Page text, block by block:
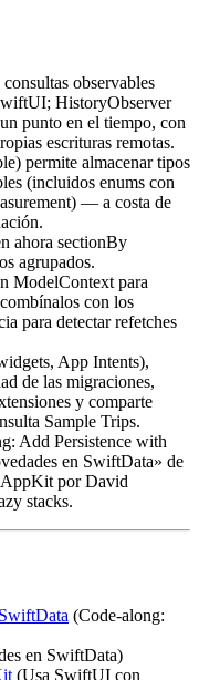
observables
HistoryObserver
punto en el tiempo, con
escrituras remotas.
permite almacenar tipos
(incluidos enums con
) — a costa de
ahora sectionBy
agrupados.
ModelContext para
con los
para detectar refetches
App Intents),
de las migraciones,
y comparte
Sample Trips.
Add Persistence with
en SwiftData» de
por David
stacks.
(Code-along:
en SwiftData)
(Usa SwiftUI con